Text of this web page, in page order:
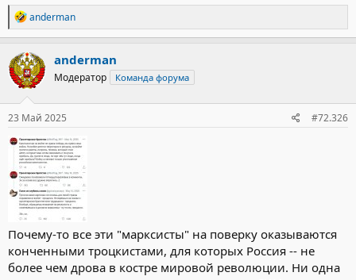
Р
е
а
к
ц
и
и
:
anderman
anderman
Модератор Команда форума
23 Май 2025 #72.326
Почему-то все эти "марксисты" на поверку оказываются
конченными троцкистами, для которых Россия -- не
более чем дрова в костре мировой революции. Ни одна